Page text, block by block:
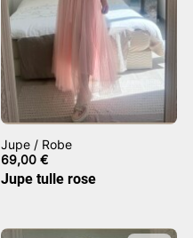
Jupe / Robe
69,00€
Jupe tulle rose